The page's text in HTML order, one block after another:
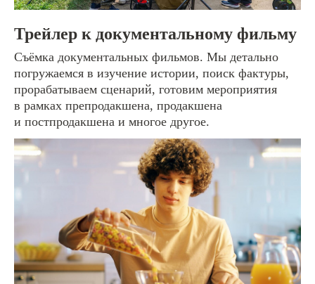
Трейлер к документальному фильму
Съёмка документальных фильмов. Мы детально
погружаемся в изучение истории, поиск фактуры,
прорабатываем сценарий, готовим мероприятия
в рамках препродакшена, продакшена
и постпродакшена и многое другое.